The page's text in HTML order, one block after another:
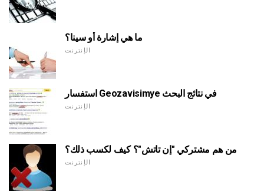
ما هي إشارة أو سينا؟
الإنترنت
استفسار Geozavisimye في نتائج البحث
الإنترنت
من هم مشتركي "إن تاتش"؟ كيف لكسب ذلك؟
الإنترنت